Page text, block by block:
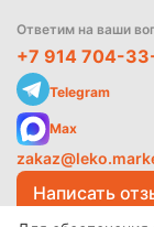
Ответим на ваши
+7 914 704-
Telegram
Max
Написать